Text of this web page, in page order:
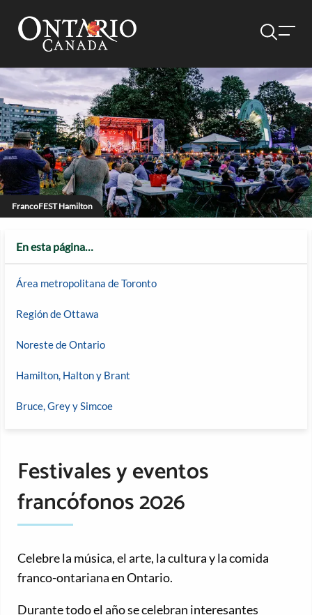
FrancoFEST Hamilton
En esta página…
Área metropolitana de Toronto
Región de Ottawa
Noreste de Ontario
Hamilton, Halton y Brant
Bruce, Grey y Simcoe
Festivales y eventos
francófonos 2026
Celebre la música, el arte, la cultura y la comida
franco-ontariana en Ontario.
Durante todo el año se celebran interesantes